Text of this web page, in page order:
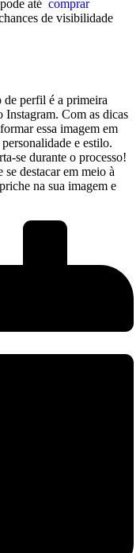
até
comprar
de visibilidade
de perfil é a primeira⁤
Instagram. ​Com as dicas‌
essa ⁤imagem em
e estilo.
se durante o processo!
destacar em meio à
na sua imagem e